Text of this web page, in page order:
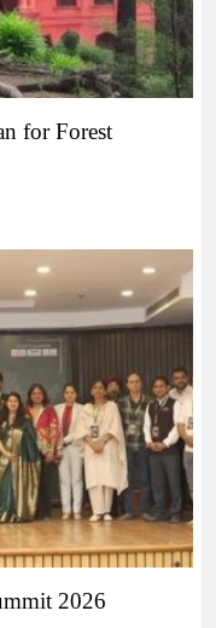
for Forest
2026